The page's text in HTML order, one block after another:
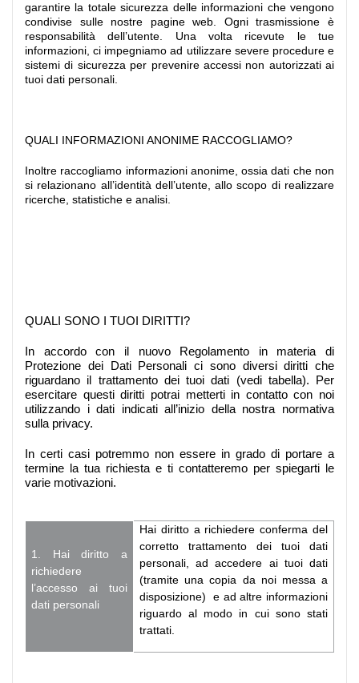
garantire la totale sicurezza delle informazioni che vengono
condivise sulle nostre pagine web. Ogni trasmissione è
responsabilità dell’utente. Una volta ricevute le tue
informazioni, ci impegniamo ad utilizzare severe procedure e
sistemi di sicurezza per prevenire accessi non autorizzati ai
tuoi dati personali.
QUALI INFORMAZIONI ANONIME RACCOGLIAMO?
Inoltre raccogliamo informazioni anonime, ossia dati che non
si relazionano all’identità dell’utente, allo scopo di realizzare
ricerche, statistiche e analisi.
QUALI SONO I TUOI DIRITTI?
In accordo con il nuovo Regolamento in materia di
Protezione dei Dati Personali ci sono diversi diritti che
riguardano il trattamento dei tuoi dati (vedi tabella). Per
esercitare questi diritti potrai metterti in contatto con noi
utilizzando i dati indicati all’inizio della nostra normativa
sulla privacy.
In certi casi potremmo non essere in grado di portare a
termine la tua richiesta e ti contatteremo per spiegarti le
varie motivazioni.
1. Hai diritto a
richiedere
l’accesso ai tuoi
dati personali
Hai diritto a richiedere conferma del
corretto trattamento dei tuoi dati
personali, ad accedere ai tuoi dati
(tramite una copia da noi messa a
disposizione) e ad altre informazioni
riguardo al modo in cui sono stati
trattati.